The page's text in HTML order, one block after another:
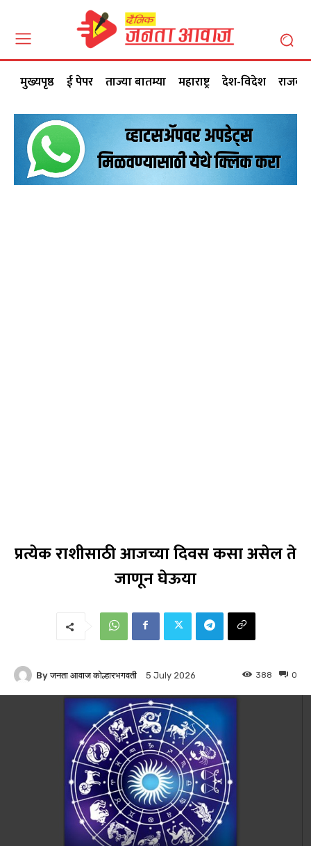
मुख्यपृष्ठ ई पेपर ताज्या बातम्या महाराष्ट्र देश-विदेश
प्रत्येक राशीसाठी आजच्या दिवस कसा असेल ते
जाणून घेऊया
By जनता आवाज कोल्हारभगवती 5 July 2026 0
388